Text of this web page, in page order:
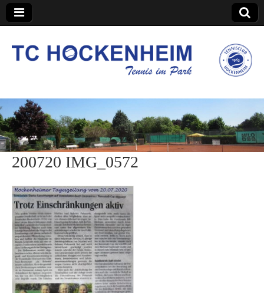
TC Hockenheim
200720 IMG_0572